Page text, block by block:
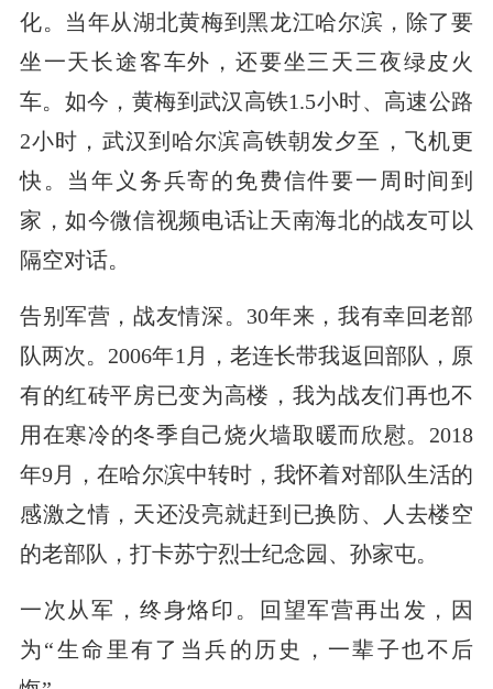
化。当年从湖北黄梅到黑龙江哈尔滨，除了要
坐一天长途客车外，还要坐三天三夜绿皮火
车。如今，黄梅到武汉高铁1.5小时、高速公路
2小时，武汉到哈尔滨高铁朝发夕至，飞机更
快。当年义务兵寄的免费信件要一周时间到
家，如今微信视频电话让天南海北的战友可以
隔空对话。
告别军营，战友情深。30年来，我有幸回老部
队两次。2006年1月，老连长带我返回部队，原
有的红砖平房已变为高楼，我为战友们再也不
用在寒冷的冬季自己烧火墙取暖而欣慰。2018
年9月，在哈尔滨中转时，我怀着对部队生活的
感激之情，天还没亮就赶到已换防、人去楼空
的老部队，打卡苏宁烈士纪念园、孙家屯。
一次从军，终身烙印。回望军营再出发，因
为“生命里有了当兵的历史，一辈子也不后